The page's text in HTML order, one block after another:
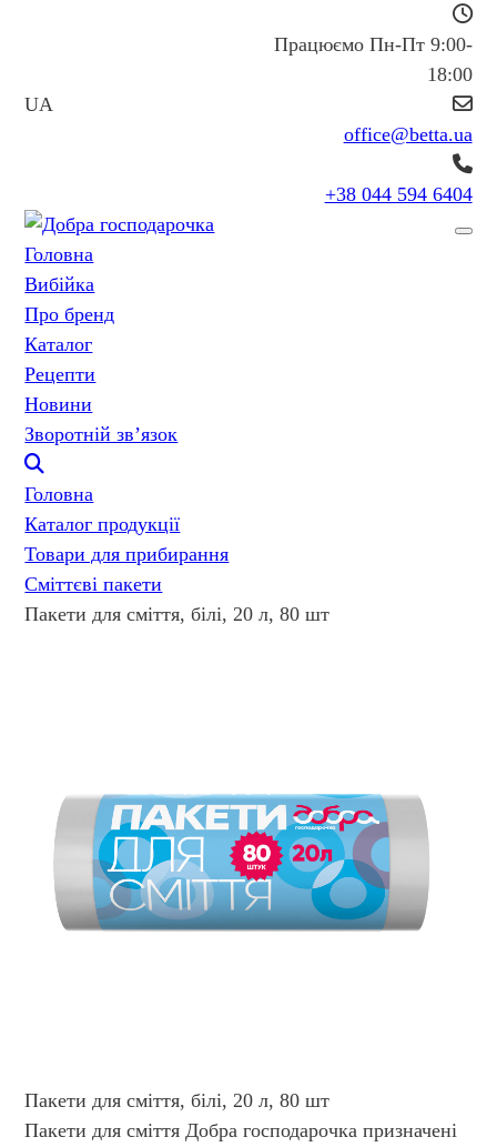
UA
Працюємо Пн-Пт 9:00-
18:00
office@betta.ua
+38 044 594 6404
Головна
Вибійка
Про бренд
Каталог
Рецепти
Новини
Зворотній зв’язок
Головна
Каталог продукції
Товари для прибирання
Сміттєві пакети
Пакети для сміття, білі, 20 л, 80 шт
Пакети для сміття, білі, 20 л, 80 шт
Пакети для сміття Добра господарочка призначені